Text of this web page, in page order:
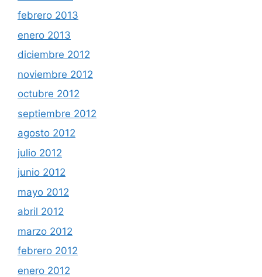
febrero 2013
enero 2013
diciembre 2012
noviembre 2012
octubre 2012
septiembre 2012
agosto 2012
julio 2012
junio 2012
mayo 2012
abril 2012
marzo 2012
febrero 2012
enero 2012